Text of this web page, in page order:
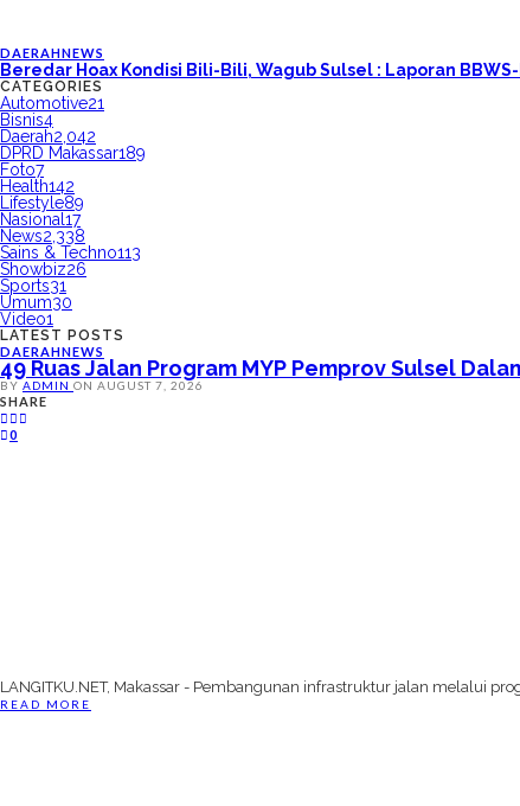
DAERAHNEWS
Beredar Hoax Kondisi Bili-Bili, Wagub Sulsel : Laporan
CATEGORIES
Automotive21
Bisnis4
Daerah2,042
DPRD Makassar189
Foto7
Health142
Lifestyle89
Nasional 17
News2,338
Sains & Techno113
Showbiz26
Sports31
Umum30
Video1
LATEST POSTS
DAERAHNEWS
49 Ruas Jalan Program MYP Pemprov Sulsel
BY ADMIN ON AUGUST 7, 2026
SHARE
0
LANGITKU.NET, Makassar - Pembangunan infrastruktur jalan melalui
READ MORE